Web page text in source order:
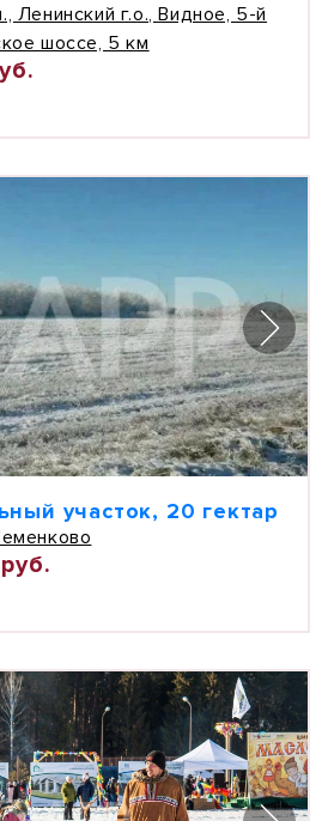
Ленинский г.о., Видное, 5-й
шоссе, 5 км
участок, 20 гектар